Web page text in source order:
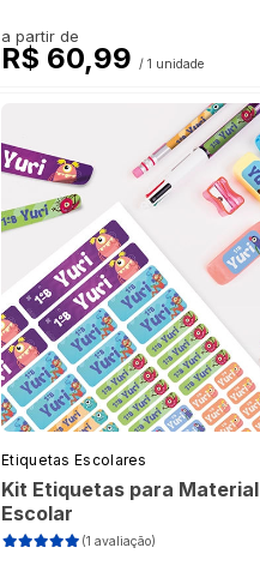
a partir de
R$ 60,99 / 1 unidade
Etiquetas Escolares
Kit Etiquetas para Material
Escolar
(1 avaliação)